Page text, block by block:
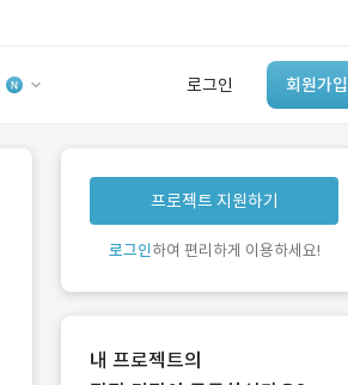
로그인 회원가입
유사사례 검색 AI
‘이런 거’ 만들어본
개발 회사 있어?
프로젝트 지원하기
로그인하여 편리하게 이용하세요!
내 프로젝트의